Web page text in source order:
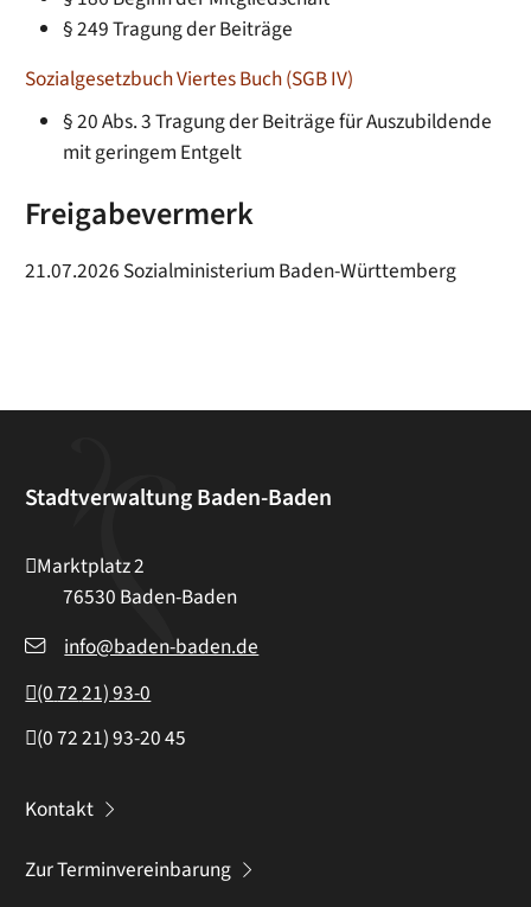
§ 249 Tragung der Beiträge
Sozialgesetzbuch Viertes Buch (SGB IV)
§ 20 Abs. 3 Tragung der Beiträge für Auszubildende
mit geringem Entgelt
Freigabevermerk
21.07.2026 Sozialministerium Baden-Württemberg
Stadtverwaltung Baden-Baden
Marktplatz 2
76530 Baden-Baden
info@baden-baden.de
(07221) 93-0
(07221) 93-2045
Kontakt
Zur Terminvereinbarung